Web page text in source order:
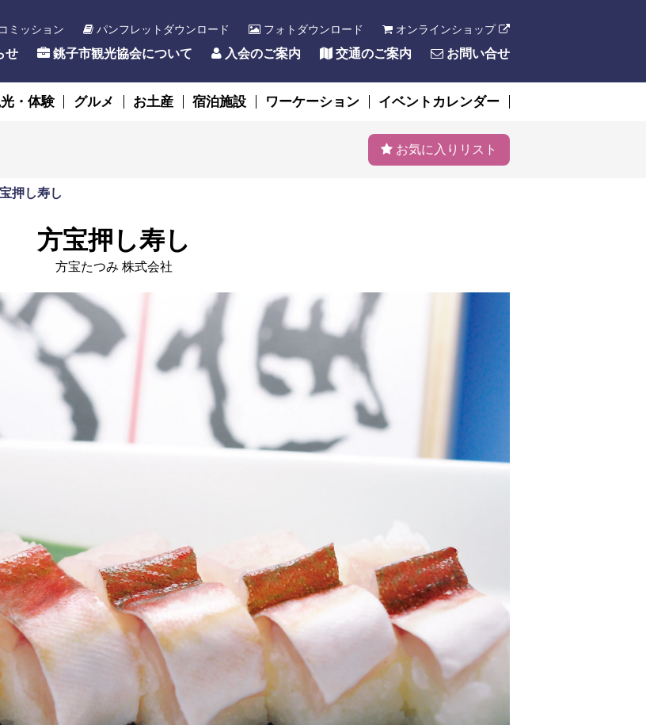
ミッション パンフレットダウンロード フォトダウンロード オンラインショップ
せ 銚子市観光協会について 入会のご案内 交通のご案内 お問い合せ
・体験 グルメ お土産 宿泊施設 ワーケーション イベントカレンダー
お気に入りリスト
押し寿し
方宝押し寿し
方宝たつみ 株式会社